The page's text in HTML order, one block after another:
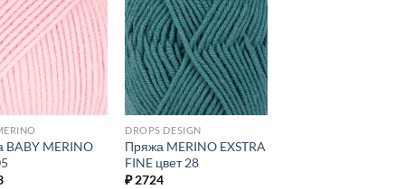
Добавить в
избранное.
BABY MERINO
Добавить в
избранное.
DROPS DESIGN
Пряжа MERINO EXSTRA
FINE цвет 28
₽2724